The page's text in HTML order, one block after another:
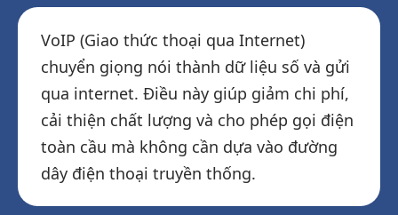
VoIP (Giao thức thoại qua Internet)
chuyển giọng nói thành dữ liệu số và gửi
qua internet. Điều này giúp giảm chi phí,
cải thiện chất lượng và cho phép gọi điện
toàn cầu mà không cần dựa vào đường
dây điện thoại truyền thống.